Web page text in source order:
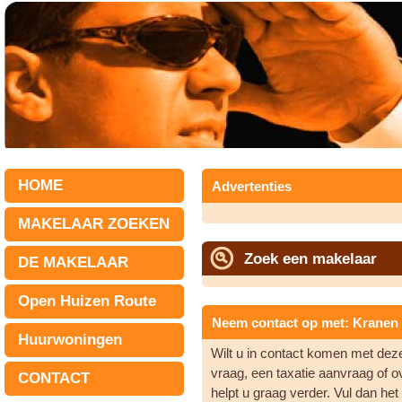
HOME
MAKELAAR ZOEKEN
DE MAKELAAR
Open Huizen Route
Huurwoningen
CONTACT
Advertenties
Zoek een makelaar
Neem contact op met:
Wilt u in contact komen met
vraag, een taxatie aanvraag of
helpt u graag verder. Vul dan